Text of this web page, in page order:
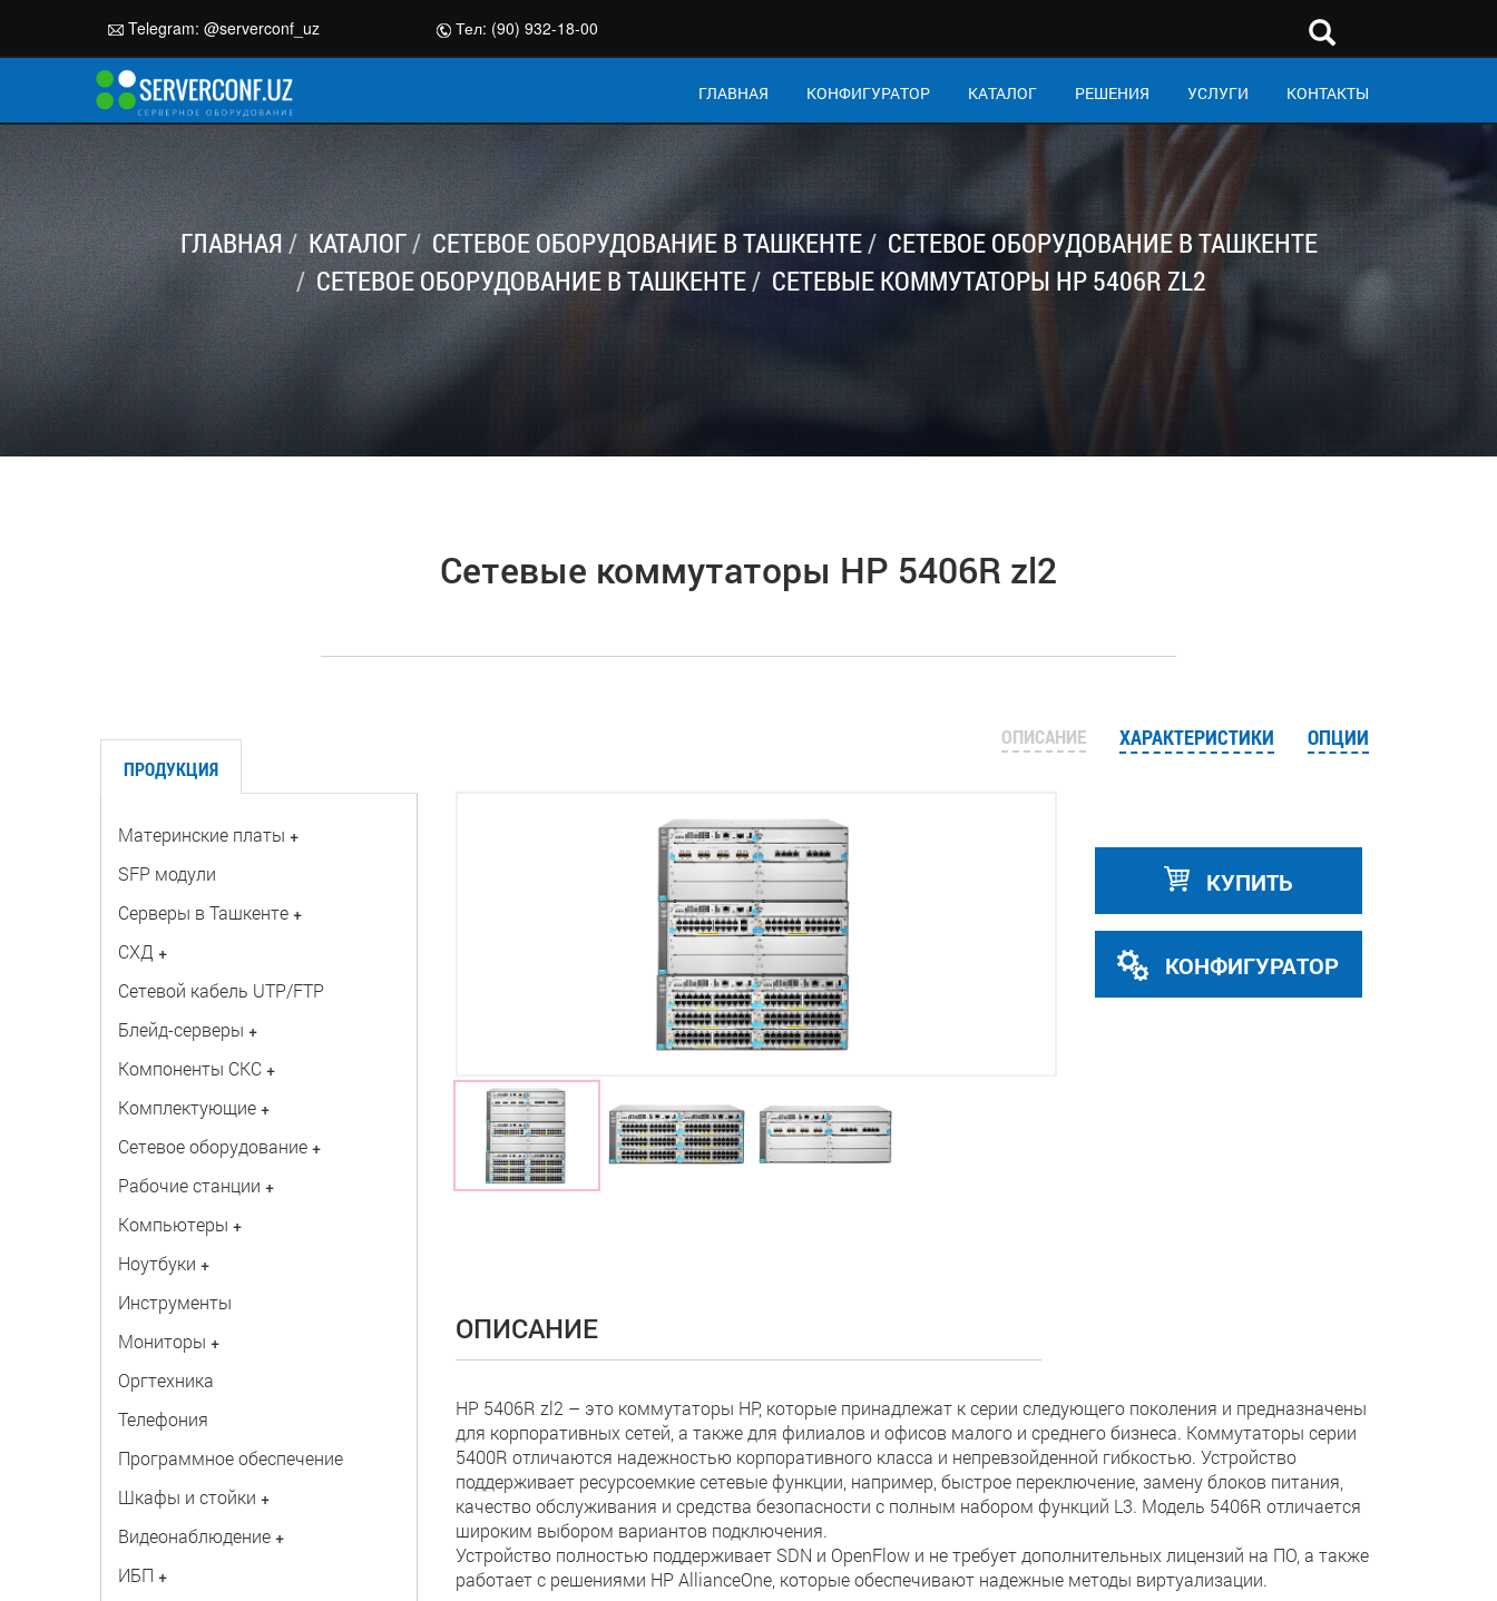
Telegram: @serverconf_uz Тел: (90) 932-18-00
ГЛАВНАЯ КОНФИГУРАТОР КАТАЛОГ РЕШЕНИЯ УСЛУГИ КОНТАКТЫ
ГЛАВНАЯ КАТАЛОГ СЕТЕВОЕ ОБОРУДОВАНИЕ В ТАШКЕНТЕ
СЕТЕВОЕ ОБОРУДОВАНИЕ В ТАШКЕНТЕ
СЕТЕВОЕ ОБОРУДОВАНИЕ В ТАШКЕНТЕ
СЕТЕВЫЕ КОММУТАТОРЫ HP 5406R ZL2
Сетевые коммутаторы HP 5406R zl2
ПРОДУКЦИЯ
Материнские платы +
SFP модули
Серверы в Ташкенте +
СХД +
Сетевой кабель UTP/FTP
Блейд-серверы +
Компоненты СКС +
Комплектующие +
Сетевое оборудование +
Рабочие станции +
Компьютеры +
Ноутбуки +
Инструменты
Мониторы +
Оргтехника
Телефония
Программное обеспечение
Шкафы и стойки +
Видеонаблюдение +
ИБП +
ОПИСАНИЕ ХАРАКТЕРИСТИКИ ОПЦИИ
КУПИТЬ
КОНФИГУРАТОР
ОПИСАНИЕ
HP 5406R zl2 – это коммутаторы HP, которые принадлежат к серии следующего поколения и предназначены
для корпоративных сетей, а также для филиалов и офисов малого и среднего бизнеса. Коммутаторы серии
5400R отличаются надежностью корпоративного класса и непревзойденной гибкостью. Устройство
поддерживает ресурсоемкие сетевые функции, например, быстрое переключение, замену блоков питания,
качество обслуживания и средства безопасности с полным набором функций L3. Модель 5406R отличается
широким выбором вариантов подключения.
Устройство полностью поддерживает SDN и OpenFlow и не требует дополнительных лицензий на ПО, а также
работает с решениями HP AllianceOne, которые обеспечивают надежные методы виртуализации.